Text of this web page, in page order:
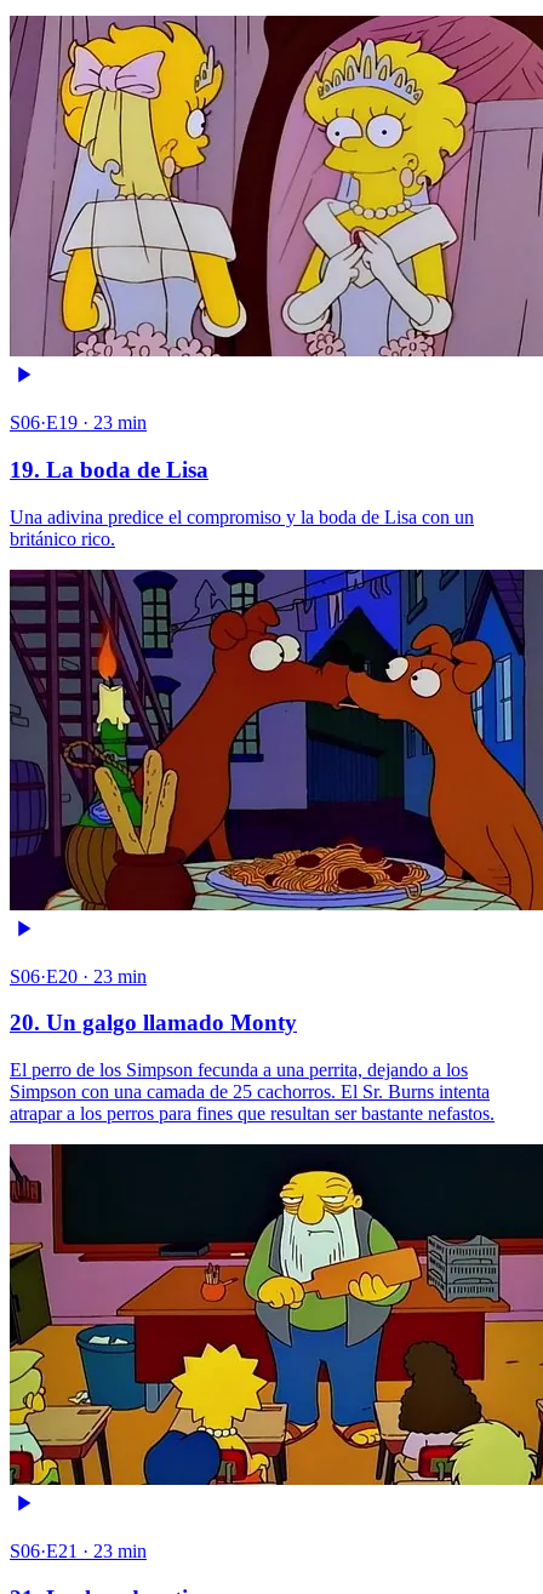
S06·E19 · 23 min
19. La boda de Lisa
Una adivina predice el compromiso y la boda de Lisa con un
británico rico.
S06·E20 · 23 min
20. Un galgo llamado Monty
El perro de los Simpson fecunda a una perrita, dejando a los
Simpson con una camada de 25 cachorros. El Sr. Burns intenta
atrapar a los perros para fines que resultan ser bastante nefastos.
S06·E21 · 23 min